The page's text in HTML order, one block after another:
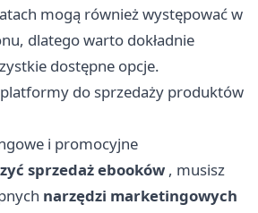
mogą również występować w
dlatego warto dokładnie
dostępne opcje.
platformy do sprzedaży produktów
i promocyjne
sprzedaż ebooków , musisz
narzędzi marketingowych